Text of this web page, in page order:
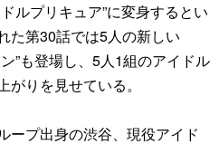
ルプリキュア”に変身するとい
た第30話では5人の新しい
”も登場し、5人1組のアイドル
りを見せている。
ープ出身の渋谷、現役アイド